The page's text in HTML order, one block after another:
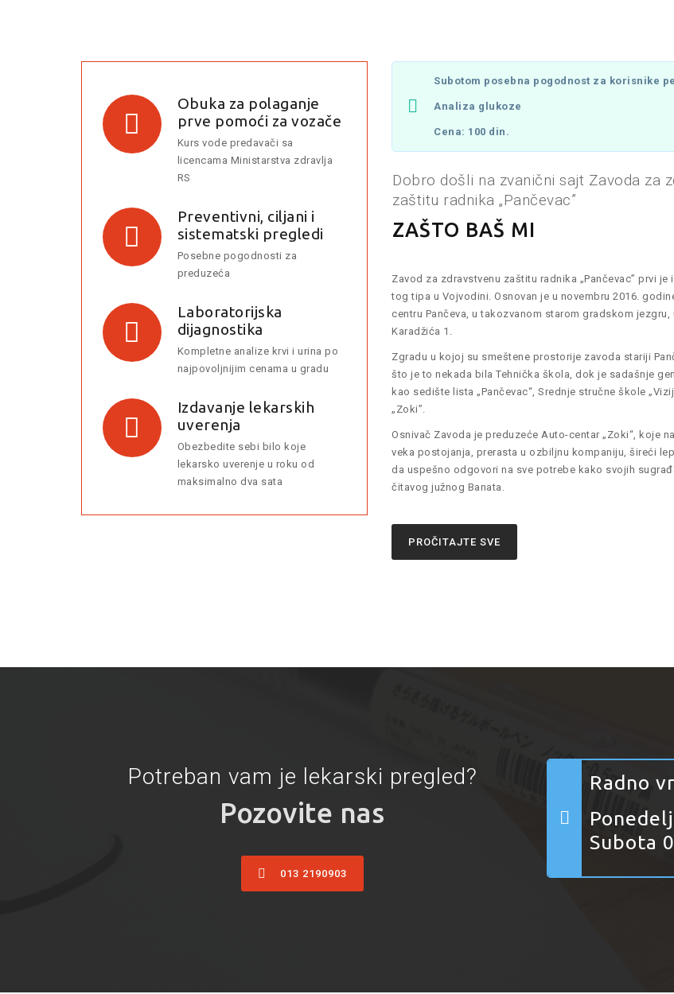
Obuka za polaganje
prve pomoći za vozače
Kurs vode predavači sa
licencama Ministarstva zdravlja
RS
Preventivni, ciljani i
sistematski pregledi
Posebne pogodnosti za
preduzeća
Laboratorijska
dijagnostika
Kompletne analize krvi i urina po
najpovoljnijim cenama u gradu
Izdavanje lekarskih
uverenja
Obezbedite sebi bilo koje
lekarsko uverenje u roku od
maksimalno dva sata
Subotom posebna pogodnost za korisnike
Analiza glukoze
Cena: 100 din.
Dobro došli na zvanični sajt Zavoda za
zaštitu radnika „Pančevac”
ZAŠTO BAŠ MI
Zavod za zdravstvenu zaštitu radnika „Pančevac” prvi
tog tipa u Vojvodini. Osnovan je u novembru 2016.
centru Pančeva, u takozvanom starom gradskom jezgru,
Karadžića 1.
Zgradu u kojoj su smeštene prostorije zavoda stariji
što je to nekada bila Tehnička škola, dok je sadašnje
kao sedište lista „Pančevac“, Srednje stručne škole
„Zoki”.
Osnivač Zavoda je preduzeće Auto-centar „Zoki“, koje
veka postojanja, prerasta u ozbiljnu kompaniju, šireći
da uspešno odgovori na sve potrebe kako svojih
čitavog južnog Banata.
PROČITAJTE SVE
Potreban vam je lekarski pregled?
Pozovite nas
013 2190903
Radno
Subota